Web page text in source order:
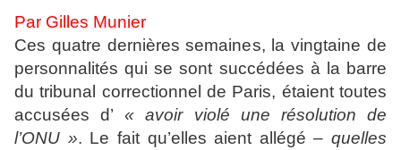
Par Gilles Munier
Ces quatre dernières semaines, la vingtaine de
personnalités qui se sont succédées à la barre
du tribunal correctionnel de Paris, étaient toutes
accusées d’« avoir violé une résolution de
l’ONU ». Le fait qu’elles aient allégé – quelles